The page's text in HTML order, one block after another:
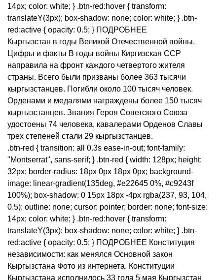
14px; color: white; } .btn-red:hover { transform:
translateY(3px); box-shadow: none; color: white; } .btn-
red:active { opacity: 0.5; } ПОДРОБНЕЕ
Кыргызстан в годы Великой Отечественной войны.
Цифры и факты В годы войны Киргизская ССР
направила на фронт каждого четвертого жителя
страны. Всего были призваны более 363 тысячи
кыргызстанцев. Погибли около 100 тысяч человек.
Орденами и медалями награждены более 150 тысяч
кыргызстанцев. Звания Героя Советского Союза
удостоены 74 человека, кавалерами Орденов Славы
трех степеней стали 29 кыргызстанцев.
.btn-red { transition: all 0.3s ease-in-out; font-family:
"Montserrat", sans-serif; } .btn-red { width: 128px; height:
32px; border-radius: 18px 0px 18px 0px; background-
image: linear-gradient(135deg, #e22645 0%, #c9243f
100%); box-shadow: 0 15px 18px -4px rgba(237, 93, 104,
0.5); outline: none; cursor: pointer; border: none; font-size:
14px; color: white; } .btn-red:hover { transform:
translateY(3px); box-shadow: none; color: white; } .btn-
red:active { opacity: 0.5; } ПОДРОБНЕЕ Конституция
независимости: как менялся Основной закон
Кыргызстана Фото из интернета. Конституции
Кыргызстана исполнилось 33 года 5 мая Кыргызстан